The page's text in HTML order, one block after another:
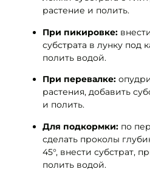
растение и полить.
При пикировке:
субстрата в лунку под
полить водой.
При перевалке:
растения, добавить
и полить.
Для подкормки: по
сделать проколы
45°, внести субстрат,
полить водой.